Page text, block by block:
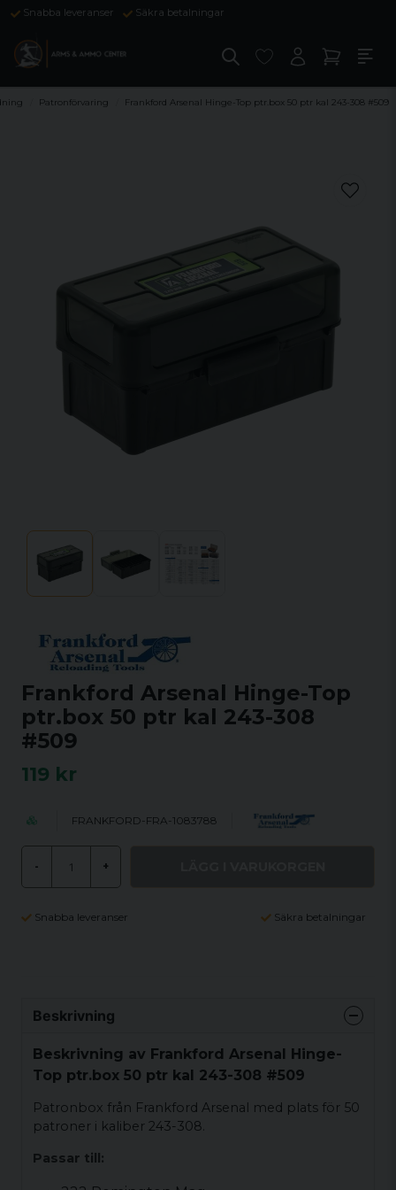
Snabba leveranser Säkra betalningar
Patronförvaring Frankford Arsenal Hinge-Top ptr.box 50 ptr kal 243-308 #509
Frankford Arsenal Hinge-Top
ptr.box 50 ptr kal 243-308
#509
119 kr
FRANKFORD-FRA-1083788
- +
Snabba leveranser Säkra betalningar
Beskrivning
Beskrivning av Frankford Arsenal Hinge-
Top ptr.box 50 ptr kal 243-308 #509
Patronbox från Frankford Arsenal med plats för 50
patroner i kaliber 243-308.
Passar till: